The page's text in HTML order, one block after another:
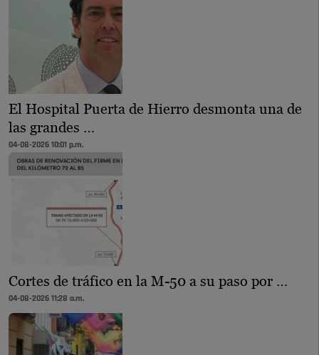
El Hospital Puerta de Hierro desmonta una de
las grandes …
04-08-2026 10:01 p.m.
Cortes de tráfico en la M-50 a su paso por …
04-08-2026 11:28 a.m.